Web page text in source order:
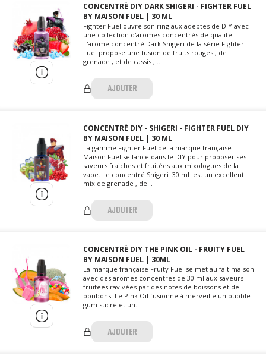
CONCENTRÉ DIY DARK SHIGERI - FIGHTER FUEL
BY MAISON FUEL | 30 ML
Fighter Fuel ouvre son ring aux adeptes de DIY avec
une collection d'arômes concentrés de qualité.
L'arôme concentré Dark Shigeri de la série Fighter
Fuel propose une fusion de fruits rouges , de
grenade , et de cassis ,...
AJOUTER
CONCENTRÉ DIY - SHIGERI - FIGHTER FUEL DIY
BY MAISON FUEL | 30 ML
La gamme Fighter Fuel de la marque française
Maison Fuel se lance dans le DIY pour proposer ses
saveurs fraiches et fruitées aux mixologues de la
vape. Le concentré Shigeri 30 ml est un excellent
mix de grenade , de...
AJOUTER
CONCENTRÉ DIY THE PINK OIL - FRUITY FUEL
BY MAISON FUEL | 30ML
La marque française Fruity Fuel se met au fait maison
avec des arômes concentrés de 30 ml aux saveurs
fruitées ravivées par des notes de boissons et de
bonbons. Le Pink Oil fusionne à merveille un bubble
gum sucré et un...
AJOUTER